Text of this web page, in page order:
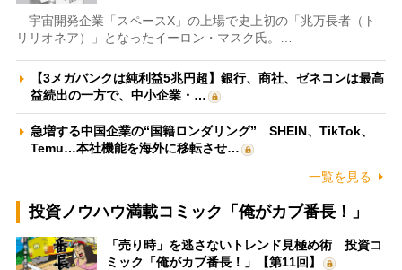
宇宙開発企業「スペースX」の上場で史上初の「兆万長者（ト
リリオネア）」となったイーロン・マスク氏。…
【3メガバンクは純利益5兆円超】銀行、商社、ゼネコンは最高
益続出の一方で、中小企業・…
急増する中国企業の“国籍ロンダリング” SHEIN、TikTok、
Temu…本社機能を海外に移転させ…
一覧を見る
投資ノウハウ満載コミック「俺がカブ番長！」
「売り時」を逃さないトレンド見極め術 投資コ
ミック「俺がカブ番長！」【第11回】